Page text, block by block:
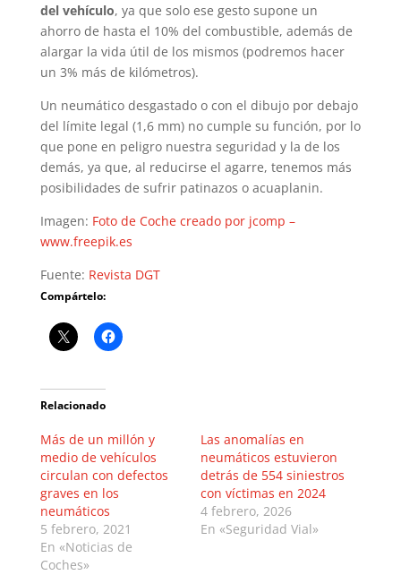
del vehículo, ya que solo ese gesto supone un
ahorro de hasta el 10% del combustible, además de
alargar la vida útil de los mismos (podremos hacer
un 3% más de kilómetros).
Un neumático desgastado o con el dibujo por debajo
del límite legal (1,6 mm) no cumple su función, por lo
que pone en peligro nuestra seguridad y la de los
demás, ya que, al reducirse el agarre, tenemos más
posibilidades de sufrir patinazos o acuaplanin.
Imagen: Foto de Coche creado por jcomp –
www.freepik.es
Fuente: Revista DGT
Compártelo:
Relacionado
Más de un millón y
medio de vehículos
circulan con defectos
graves en los
neumáticos
5 febrero, 2021
En «Noticias de
Coches»
Las anomalías en
neumáticos estuvieron
detrás de 554 siniestros
con víctimas en 2024
4 febrero, 2026
En «Seguridad Vial»